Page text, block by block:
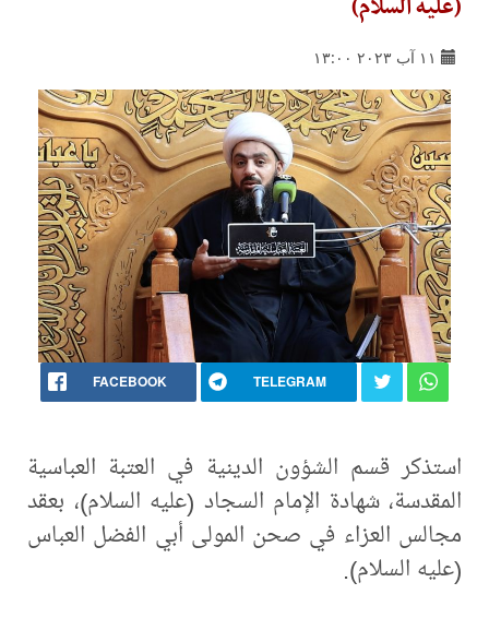
١١ آب ٢٠٢٣ ١٣:٠٠
FACEBOOK TELEGRAM
استذكر قسم الشؤون الدينية في العتبة العباسية
المقدسة، شهادة الإمام السجاد (عليه السلام)، بعقد
مجالس العزاء في صحن المولى أبي الفضل العباس
(عليه السلام).